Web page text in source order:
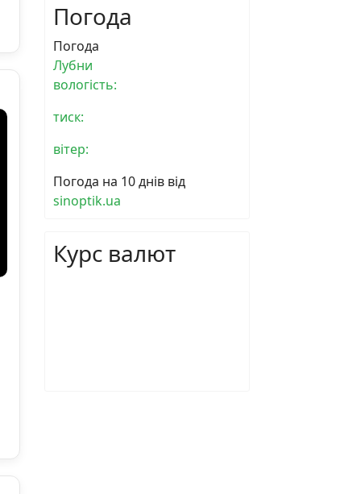
Погода
Погода
Лубни
вологість:
тиск:
вітер:
Погода на 10 днів від
sinoptik.ua
Курс валют